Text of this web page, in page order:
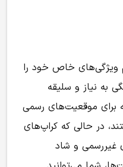
ویژگی‌های خاص خود را
به نیاز و سلیقه
برای موقعیت‌های رسمی
در حالی که کراپ‌های
غیررسمی و شاد